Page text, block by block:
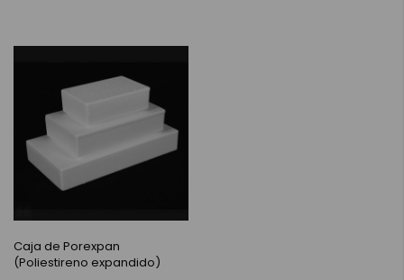
Caja de Porexpan
(Poliestireno expandido)